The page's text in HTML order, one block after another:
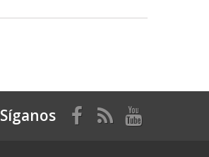
Síganos